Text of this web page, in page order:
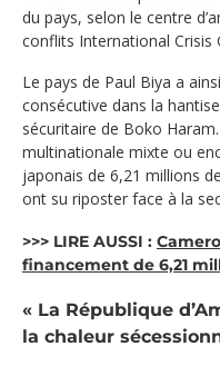
du pays, selon le centre
conflits International Crisis
Le pays de Paul Biya a
consécutive dans la
sécuritaire de Boko
multinationale mixte ou
japonais de 6,21 millions
ont su riposter face à la
>>> LIRE AUSSI :
financement de 6,21
« La République
la chaleur